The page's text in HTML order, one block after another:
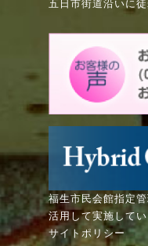
五日市街道沿いに
福生市民会館指定
活用して実施してい
サイトポリシー